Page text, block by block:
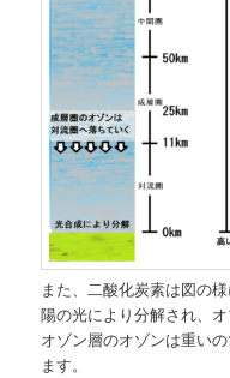
また、二酸化炭素は図の
陽の光により分解され、
オゾン層のオゾンは重い
ます。